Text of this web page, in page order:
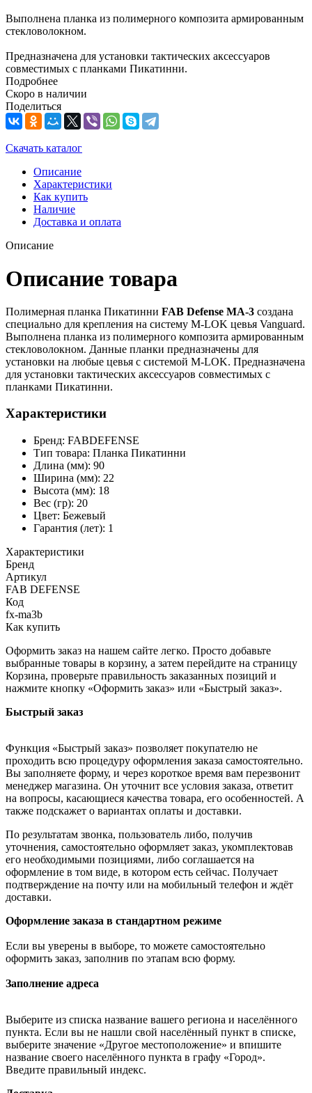
Выполнена планка из полимерного композита армированным
стекловолокном.
Предназначена для установки тактических аксессуаров
совместимых с планками Пикатинни.
Подробнее
Скоро в наличии
Поделиться
Скачать каталог
Описание
Характеристики
Как купить
Наличие
Доставка и оплата
Описание
Описание товара
Полимерная планка Пикатинни FAB Defense MA-3 создана
специально для крепления на систему M-LOK цевья Vanguard.
Выполнена планка из полимерного композита армированным
стекловолокном. Данные планки предназначены для
установки на любые цевья с системой M-LOK. Предназначена
для установки тактических аксессуаров совместимых с
планками Пикатинни.
Характеристики
Бренд: FABDEFENSE
Тип товара: Планка Пикатинни
Длина (мм): 90
Ширина (мм): 22
Высота (мм): 18
Вес (гр): 20
Цвет: Бежевый
Гарантия (лет): 1
Характеристики
Бренд
Артикул
FAB DEFENSE
Код
fx-ma3b
Как купить
Оформить заказ на нашем сайте легко. Просто добавьте
выбранные товары в корзину, а затем перейдите на страницу
Корзина, проверьте правильность заказанных позиций и
нажмите кнопку «Оформить заказ» или «Быстрый заказ».
Быстрый заказ
Функция «Быстрый заказ» позволяет покупателю не
проходить всю процедуру оформления заказа самостоятельно.
Вы заполняете форму, и через короткое время вам перезвонит
менеджер магазина. Он уточнит все условия заказа, ответит
на вопросы, касающиеся качества товара, его особенностей. А
также подскажет о вариантах оплаты и доставки.
По результатам звонка, пользователь либо, получив
уточнения, самостоятельно оформляет заказ, укомплектовав
его необходимыми позициями, либо соглашается на
оформление в том виде, в котором есть сейчас. Получает
подтверждение на почту или на мобильный телефон и ждёт
доставки.
Оформление заказа в стандартном режиме
Если вы уверены в выборе, то можете самостоятельно
оформить заказ, заполнив по этапам всю форму.
Заполнение адреса
Выберите из списка название вашего региона и населённого
пункта. Если вы не нашли свой населённый пункт в списке,
выберите значение «Другое местоположение» и впишите
название своего населённого пункта в графу «Город».
Введите правильный индекс.